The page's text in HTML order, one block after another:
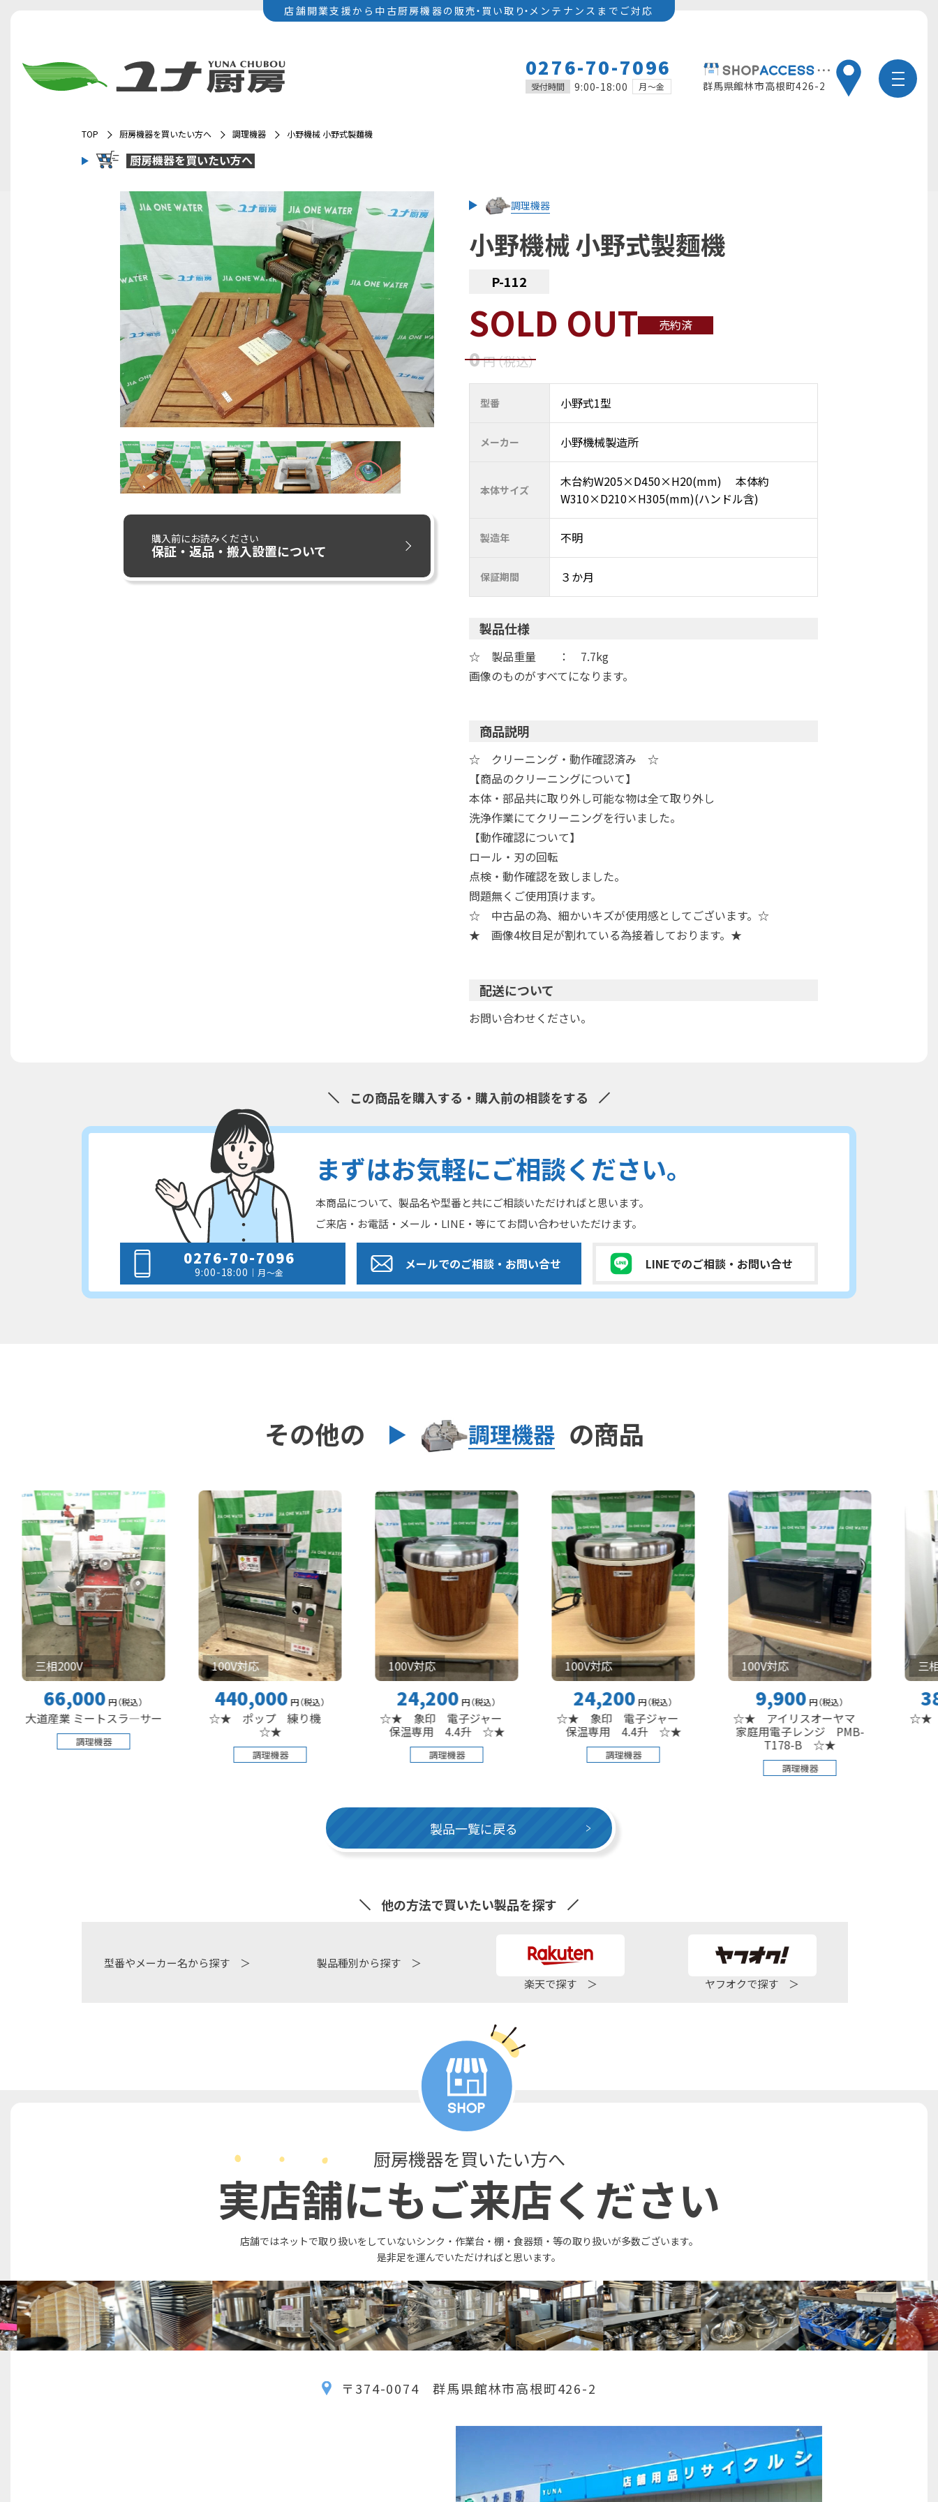
店舗開業支援から中古厨房機器の 販売・ 買い取 り・メンテナンスまでご対応
0276-70-7096
受付時間 9:00-18:00 月～金 群馬県館林市高根町426-2
TOP 厨房機器を買いたい方へ 調理機器 小野機械 小野式製麵機
厨房機器を買いたい方へ
購入前にお読みください
保証・返品・搬入設置について
調理機器
小野機械 小野式製麵機
P-112
SOLD OUT 売約済
0円（税込）
型番 小野式1型
メーカー 小野機械製造所
本体サイズ
木台約W205×D450×H20(mm) 本体約
W310×D210×H305(mm)(ハンドル含)
製造年 不明
保証期間 ３か月
製品仕様
☆ 製品重量 ： 7.7kg
画像のものがすべてになります。
商品説明
☆ クリーニング・動作確認済み ☆
【商品のクリーニングについて】
本体・部品共に取り外し可能な物は全て取り外し
洗浄作業にてクリーニングを行いました。
【動作確認について】
ロール・刃の回転
点検・動作確認を致しました。
問題無くご使用頂けます。
☆ 中古品の為、細かいキズが使用感としてございます。☆
★ 画像4枚目足が割れている為接着しております。★
配送について
お問い合わせください。
この商品を購入する・購入前の相談をする
まずはお気軽にご相談ください。
本商品について、製品名や型番と共にご相談いただければと思います。
ご来店・お電話・メール・LINE・等にてお問い合わせいただけます。
0276-70-7096
9:00-18:00 ｜月～金
メールでのご相談 ・お問い合せ LINEでのご相談 ・お問い合せ
その他の 調理機器 の商品
200V
円（税込）
業 ミートスラ―サー
100V対応
440,000 円（税込）
☆★ ポップ 練り機
100V対応
24,200 円（税込）
☆★ 象印 電子ジャー
保温専用 4.4升 ☆★
100V対応
24,200 円（税込）
☆★ 象印 電子ジャー
保温専用 4.4升 ☆★
100V対応
9,900 円（税込）
☆★ アイリスオーヤマ
家庭用電子レンジ PMB-
T178-B ☆★
三相200V
☆★ マルゼ
製品一覧に戻る
他の方法で買いたい製品を探す
型番やメーカー名から探す ＞
製品種別から探す ＞
楽天で探す ＞
ヤフオクで探す ＞
厨房機器を買いたい方へ
実店舗にもご来店ください
店舗ではネットで取り扱いをしていないシンク・作業台・棚・食器類・等の取り扱いが多数ございます。
是非足を運んでいただければと思います。
〒374-0074 群馬県館林市高根町426-2